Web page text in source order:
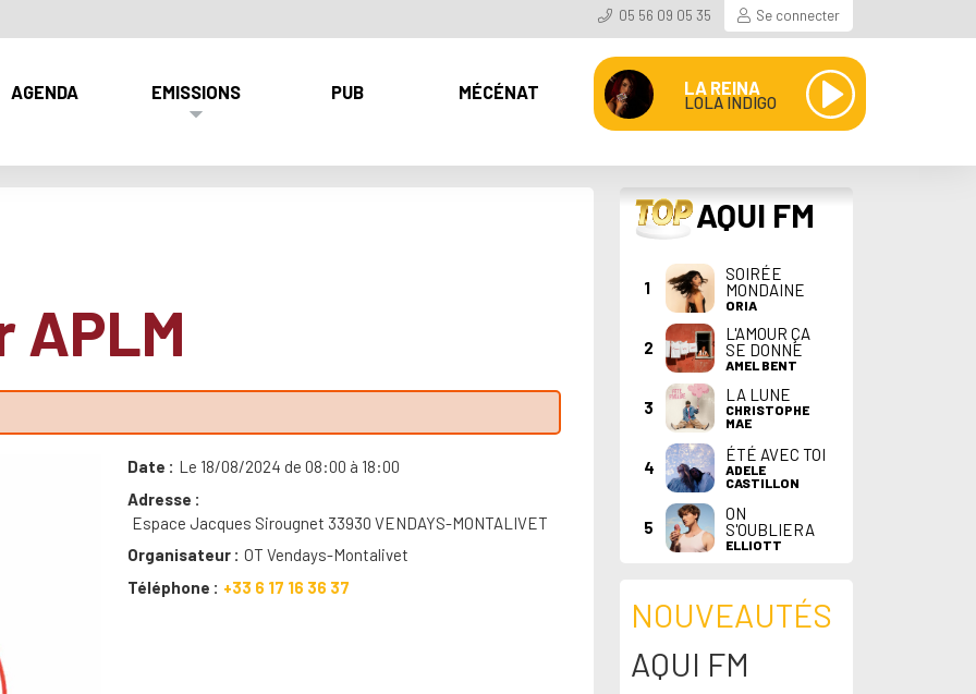
05 56 09 05 35 Se connecter
AGENDA EMISSIONS PUB MÉCÉNAT LA REINA
LOLA INDIGO
Date
Le 18/08/2024 de 08:00 à 18:00
Adresse
Espace Jacques Sirougnet 33930 VENDAYS-MONTALIVET
Organisateur
OT Vendays-Montalivet
Téléphone
+33 6 17 16 36 37
TOP AQUI FM
1
SOIRÉE
MONDAINE
ORIA
2
L'AMOUR ÇA
SE DONNE
AMEL BENT
3
LA LUNE
CHRISTOPHE
MAE
4
ÉTÉ AVEC TOI
ADELE
CASTILLON
5
ON
S'OUBLIERA
ELLIOTT
NOUVEAUTÉS
AQUI FM